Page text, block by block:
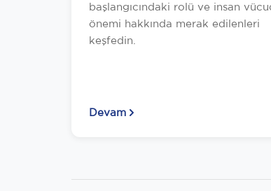
başlangıcındaki rolü ve insan
önemi hakkında merak edilenleri
keşfedin.
Devam